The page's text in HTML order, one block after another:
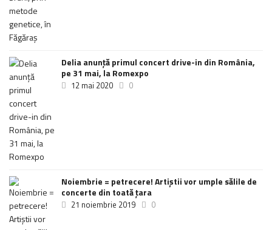
Delia anunţă primul concert drive-in din România,
pe 31 mai, la Romexpo
12 mai 2020 0
Noiembrie = petrecere! Artiștii vor umple sălile de
concerte din toată țara
21 noiembrie 2019 0